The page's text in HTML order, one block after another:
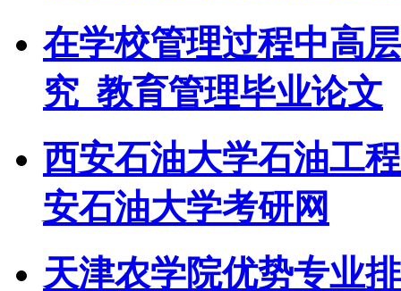
在学校管理过程中高
究_教育管理毕业论文
西安石油大学石油工
安石油大学考研网
天津农学院优势专业